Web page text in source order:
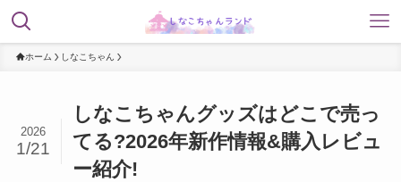
ホーム しなこちゃん
しなこちゃんグッズはどこで売っ
てる?2026年新作情報&購入レビュ
ー紹介!
2026
1/21